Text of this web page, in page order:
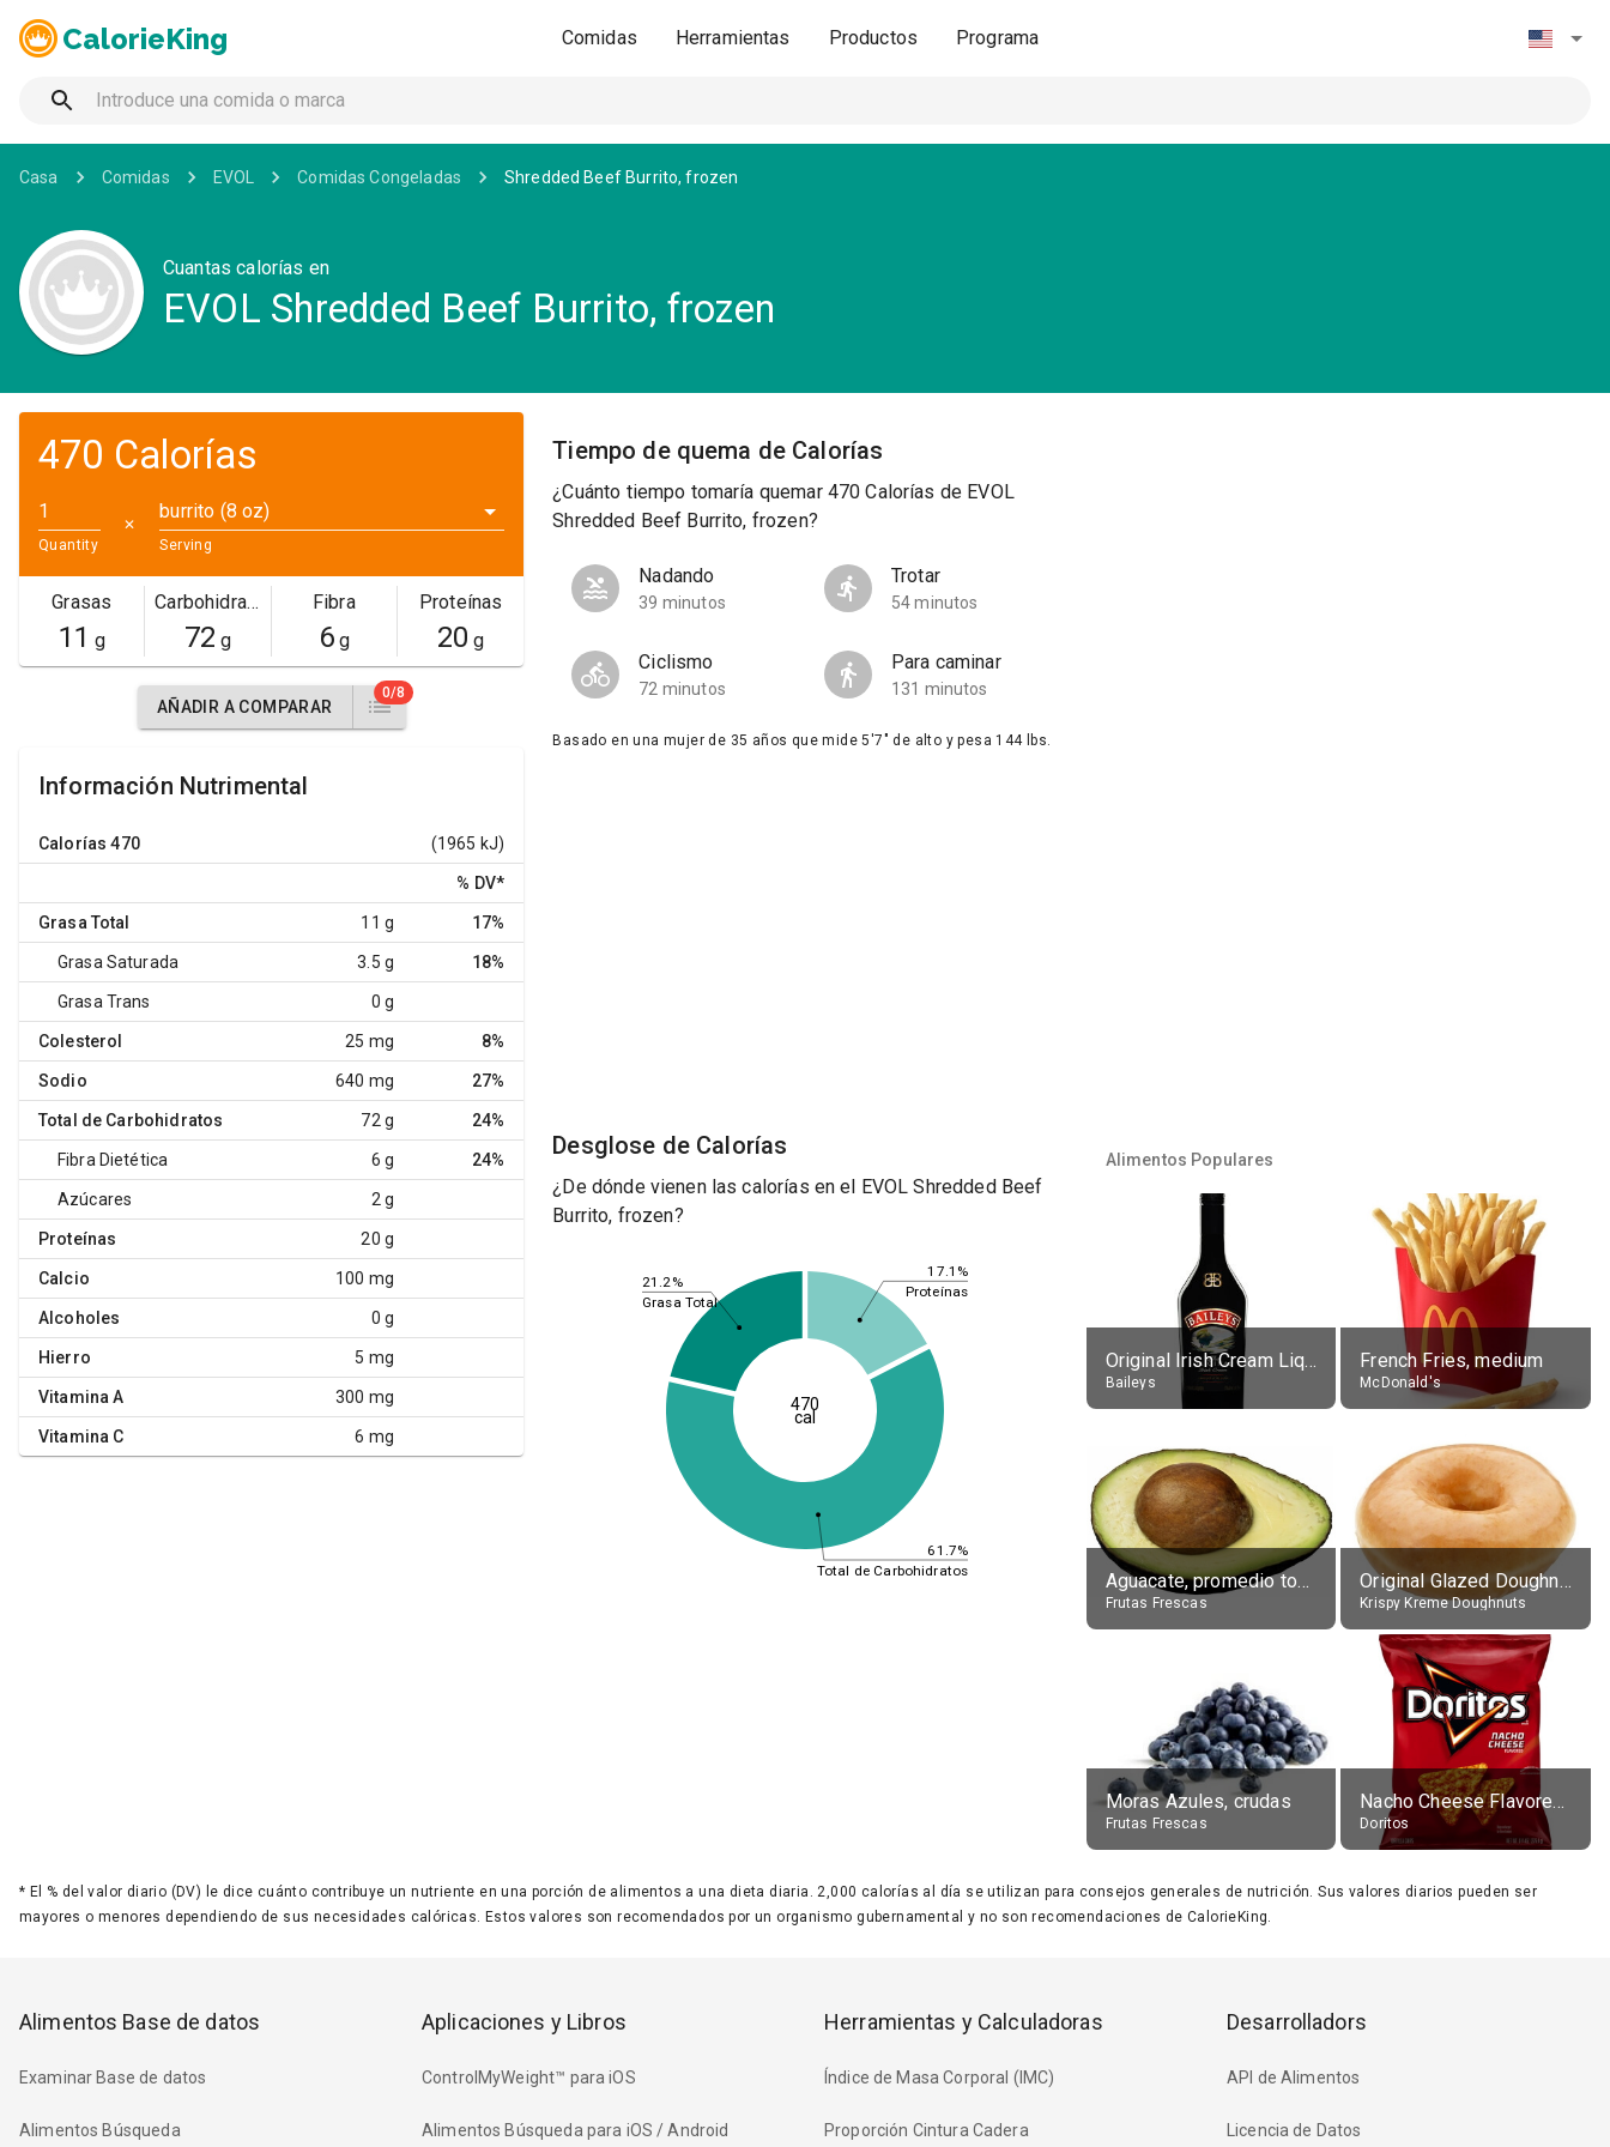
CalorieKing Comidas Herramientas Productos Programa
Casa Comidas EVOL Comidas Congeladas Shredded Beef Burrito, frozen
Cuantas calorías en
EVOL Shredded Beef Burrito, frozen
470 Calorías
Quantity
✕
burrito (8 oz)
Serving
Grasas
11 g
Carbohidratos
72 g
Fibra
6g
Proteínas
20 g
AÑADIR A COMPARAR
0/8
Información Nutrimental
Calorías 470 (1965 kJ)
% DV*
Grasa Total 11 g 17%
Grasa Saturada 3.5 g 18%
Grasa Trans 0 g
Colesterol 25 mg 8%
Sodio 640 mg 27%
Total de Carbohidratos 72 g 24%
Fibra Dietética 6 g 24%
Azúcares 2 g
Proteínas 20 g
Calcio 100 mg
Alcoholes 0 g
Hierro 5 mg
Vitamina A 300 mg
Vitamina C 6 mg
Tiempo de quema de Calorías
¿Cuánto tiempo tomaría quemar 470 Calorías de EVOL
Shredded Beef Burrito, frozen?
Nadando
39 minutos
Trotar
54 minutos
Ciclismo
72 minutos
Para caminar
131 minutos
Basado en una mujer de 35 años que mide 5'7" de alto y pesa 144 lbs.
Desglose de Calorías
¿De dónde vienen las calorías en el EVOL Shredded Beef
Burrito, frozen?
17.1%
61.7%
21.2%
Proteínas
Total de Carbohidratos
Grasa Total
470
cal
Alimentos Populares
Original Irish Cream Liqueur (17% alc.)
Baileys
French Fries, medium
McDonald's
Aguacate, promedio todos variedades, crudo
Frutas Frescas
Original Glazed Doughnut
Krispy Kreme Doughnuts
Moras Azules, crudas
Frutas Frescas
Nacho Cheese Flavored Tortilla Chips
Doritos
* El % del valor diario (DV) le dice cuánto contribuye un nutriente en una porción de alimentos a una dieta diaria. 2,000 calorías al día se utilizan para consejos generales de nutrición. Sus valores diarios pueden ser
mayores o menores dependiendo de sus necesidades calóricas. Estos valores son recomendados por un organismo gubernamental y no son recomendaciones de CalorieKing.
Alimentos Base de datos
Examinar Base de datos
Alimentos Búsqueda
Aplicaciones y Libros
ControlMyWeight™ para iOS
Alimentos Búsqueda para iOS / Android
Herramientas y Calculadoras
Índice de Masa Corporal (IMC)
Proporción Cintura Cadera
Desarrolladors
API de Alimentos
Licencia de Datos